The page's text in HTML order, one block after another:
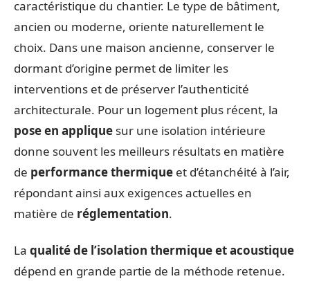
caractéristique du chantier. Le type de bâtiment,
ancien ou moderne, oriente naturellement le
choix. Dans une maison ancienne, conserver le
dormant d’origine permet de limiter les
interventions et de préserver l’authenticité
architecturale. Pour un logement plus récent, la
pose en applique sur une isolation intérieure
donne souvent les meilleurs résultats en matière
de performance thermique et d’étanchéité à l’air,
répondant ainsi aux exigences actuelles en
matière de réglementation.
La qualité de l’isolation thermique et acoustique
dépend en grande partie de la méthode retenue.